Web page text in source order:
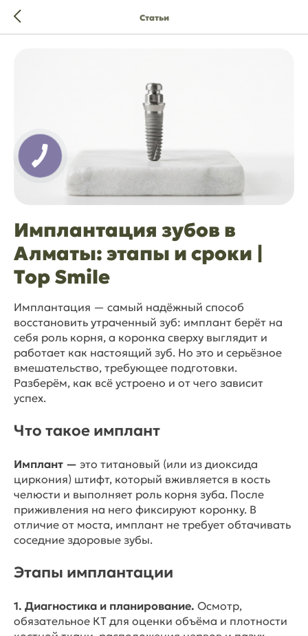
Статьи
Имплантация зубов в
Алматы: этапы и сроки |
Top Smile
Имплантация — самый надёжный способ
восстановить утраченный зуб: имплант берёт на
себя роль корня, а коронка сверху выглядит и
работает как настоящий зуб. Но это и серьёзное
вмешательство, требующее подготовки.
Разберём, как всё устроено и от чего зависит
успех.
Что такое имплант
Имплант — это титановый (или из диоксида
циркония) штифт, который вживляется в кость
челюсти и выполняет роль корня зуба. После
приживления на него фиксируют коронку. В
отличие от моста, имплант не требует обтачивать
соседние здоровые зубы.
Этапы имплантации
1. Диагностика и планирование. Осмотр,
обязательное КТ для оценки объёма и плотности